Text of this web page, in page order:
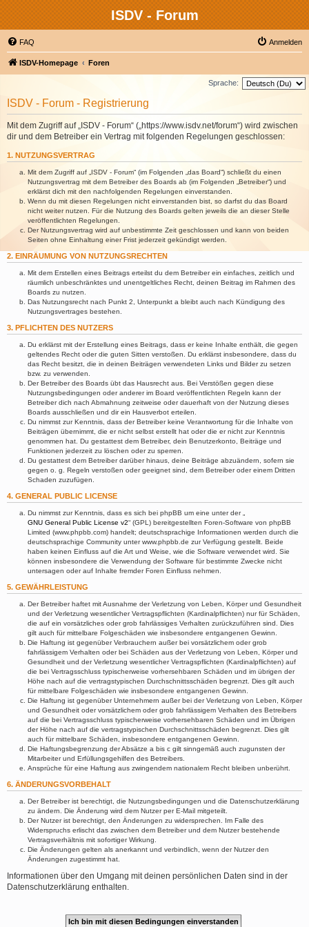
ISDV - Forum
FAQ Anmelden
ISDV-Homepage Foren
Sprache:
ISDV - Forum - Registrierung
Mit dem Zugriff auf „ISDV - Forum“ („https://www.isdv.net/forum“) wird zwischen
dir und dem Betreiber ein Vertrag mit folgenden Regelungen geschlossen:
1. NUTZUNGSVERTRAG
Mit dem Zugriff auf „ISDV - Forum“ (im Folgenden „das Board“) schließt du einen
Nutzungsvertrag mit dem Betreiber des Boards ab (im Folgenden „Betreiber“) und
erklärst dich mit den nachfolgenden Regelungen einverstanden.
Wenn du mit diesen Regelungen nicht einverstanden bist, so darfst du das Board
nicht weiter nutzen. Für die Nutzung des Boards gelten jeweils die an dieser Stelle
veröffentlichten Regelungen.
Der Nutzungsvertrag wird auf unbestimmte Zeit geschlossen und kann von beiden
Seiten ohne Einhaltung einer Frist jederzeit gekündigt werden.
2. EINRÄUMUNG VON NUTZUNGSRECHTEN
Mit dem Erstellen eines Beitrags erteilst du dem Betreiber ein einfaches, zeitlich und
räumlich unbeschränktes und unentgeltliches Recht, deinen Beitrag im Rahmen des
Boards zu nutzen.
Das Nutzungsrecht nach Punkt 2, Unterpunkt a bleibt auch nach Kündigung des
Nutzungsvertrages bestehen.
3. PFLICHTEN DES NUTZERS
Du erklärst mit der Erstellung eines Beitrags, dass er keine Inhalte enthält, die gegen
geltendes Recht oder die guten Sitten verstoßen. Du erklärst insbesondere, dass du
das Recht besitzt, die in deinen Beiträgen verwendeten Links und Bilder zu setzen
bzw. zu verwenden.
Der Betreiber des Boards übt das Hausrecht aus. Bei Verstößen gegen diese
Nutzungsbedingungen oder anderer im Board veröffentlichten Regeln kann der
Betreiber dich nach Abmahnung zeitweise oder dauerhaft von der Nutzung dieses
Boards ausschließen und dir ein Hausverbot erteilen.
Du nimmst zur Kenntnis, dass der Betreiber keine Verantwortung für die Inhalte von
Beiträgen übernimmt, die er nicht selbst erstellt hat oder die er nicht zur Kenntnis
genommen hat. Du gestattest dem Betreiber, dein Benutzerkonto, Beiträge und
Funktionen jederzeit zu löschen oder zu sperren.
Du gestattest dem Betreiber darüber hinaus, deine Beiträge abzuändern, sofern sie
gegen o. g. Regeln verstoßen oder geeignet sind, dem Betreiber oder einem Dritten
Schaden zuzufügen.
4. GENERAL PUBLIC LICENSE
Du nimmst zur Kenntnis, dass es sich bei phpBB um eine unter der „
GNU General Public License v2“ (GPL) bereitgestellten Foren-Software von phpBB
Limited (www.phpbb.com) handelt; deutschsprachige Informationen werden durch die
deutschsprachige Community unter www.phpbb.de zur Verfügung gestellt. Beide
haben keinen Einfluss auf die Art und Weise, wie die Software verwendet wird. Sie
können insbesondere die Verwendung der Software für bestimmte Zwecke nicht
untersagen oder auf Inhalte fremder Foren Einfluss nehmen.
5. GEWÄHRLEISTUNG
Der Betreiber haftet mit Ausnahme der Verletzung von Leben, Körper und Gesundheit
und der Verletzung wesentlicher Vertragspflichten (Kardinalpflichten) nur für Schäden,
die auf ein vorsätzliches oder grob fahrlässiges Verhalten zurückzuführen sind. Dies
gilt auch für mittelbare Folgeschäden wie insbesondere entgangenen Gewinn.
Die Haftung ist gegenüber Verbrauchern außer bei vorsätzlichem oder grob
fahrlässigem Verhalten oder bei Schäden aus der Verletzung von Leben, Körper und
Gesundheit und der Verletzung wesentlicher Vertragspflichten (Kardinalpflichten) auf
die bei Vertragsschluss typischerweise vorhersehbaren Schäden und im übrigen der
Höhe nach auf die vertragstypischen Durchschnittsschäden begrenzt. Dies gilt auch
für mittelbare Folgeschäden wie insbesondere entgangenen Gewinn.
Die Haftung ist gegenüber Unternehmern außer bei der Verletzung von Leben, Körper
und Gesundheit oder vorsätzlichem oder grob fahrlässigem Verhalten des Betreibers
auf die bei Vertragsschluss typischerweise vorhersehbaren Schäden und im Übrigen
der Höhe nach auf die vertragstypischen Durchschnittsschäden begrenzt. Dies gilt
auch für mittelbare Schäden, insbesondere entgangenen Gewinn.
Die Haftungsbegrenzung der Absätze a bis c gilt sinngemäß auch zugunsten der
Mitarbeiter und Erfüllungsgehilfen des Betreibers.
Ansprüche für eine Haftung aus zwingendem nationalem Recht bleiben unberührt.
6. ÄNDERUNGSVORBEHALT
Der Betreiber ist berechtigt, die Nutzungsbedingungen und die Datenschutzerklärung
zu ändern. Die Änderung wird dem Nutzer per E-Mail mitgeteilt.
Der Nutzer ist berechtigt, den Änderungen zu widersprechen. Im Falle des
Widerspruchs erlischt das zwischen dem Betreiber und dem Nutzer bestehende
Vertragsverhältnis mit sofortiger Wirkung.
Die Änderungen gelten als anerkannt und verbindlich, wenn der Nutzer den
Änderungen zugestimmt hat.
Informationen über den Umgang mit deinen persönlichen Daten sind in der
Datenschutzerklärung enthalten.